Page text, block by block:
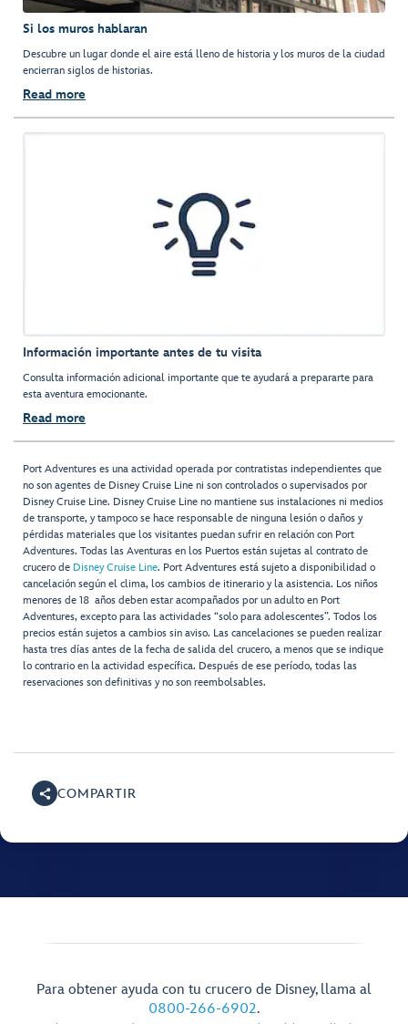
Si los muros hablaran
Descubre un lugar donde el aire está lleno de historia y los muros de la ciudad
encierran siglos de historias.
Read more
Información importante antes de tu visita
Consulta información adicional importante que te ayudará a prepararte para
esta aventura emocionante.
Read more
Port Adventures es una actividad operada por contratistas independientes que
no son agentes de Disney Cruise Line ni son controlados o supervisados por
Disney Cruise Line. Disney Cruise Line no mantiene sus instalaciones ni medios
de transporte, y tampoco se hace responsable de ninguna lesión o daños y
pérdidas materiales que los visitantes puedan sufrir en relación con Port
Adventures. Todas las Aventuras en los Puertos están sujetas al contrato de
crucero de Disney Cruise Line. Port Adventures está sujeto a disponibilidad o
cancelación según el clima, los cambios de itinerario y la asistencia. Los niños
menores de 18 años deben estar acompañados por un adulto en Port
Adventures, excepto para las actividades “solo para adolescentes”. Todos los
precios están sujetos a cambios sin aviso. Las cancelaciones se pueden realizar
hasta tres días antes de la fecha de salida del crucero, a menos que se indique
lo contrario en la actividad específica. Después de ese período, todas las
reservaciones son definitivas y no son reembolsables.
COMPARTIR
Para obtener ayuda con tu crucero de Disney, llama al
0800-266-6902.